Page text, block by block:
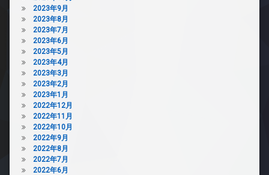
2023年9月
2023年8月
2023年7月
2023年6月
2023年5月
2023年4月
2023年3月
2023年2月
2023年1月
2022年12月
2022年11月
2022年10月
2022年9月
2022年8月
2022年7月
2022年6月